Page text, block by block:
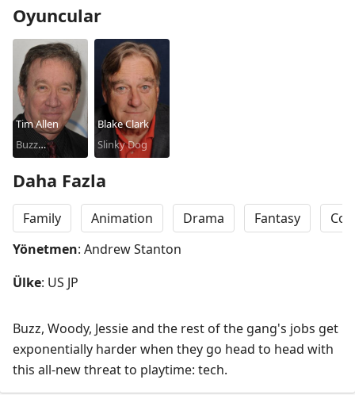
Oyuncular
Tim Allen
Buzz
Blake Clark
Slinky Dog
Daha Fazla
Family Animation Drama Fantasy
Yönetmen: Andrew Stanton
Ülke: US JP
Buzz, Woody, Jessie and the rest of the gang's jobs get
exponentially harder when they go head to head with
this all-new threat to playtime: tech.